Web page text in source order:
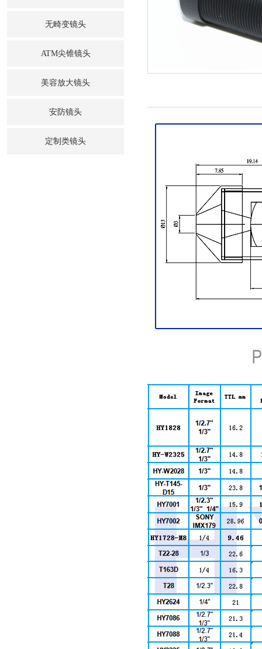
无畸变镜头
ATM尖锥镜头
美容放大镜头
安防镜头
定制类镜头